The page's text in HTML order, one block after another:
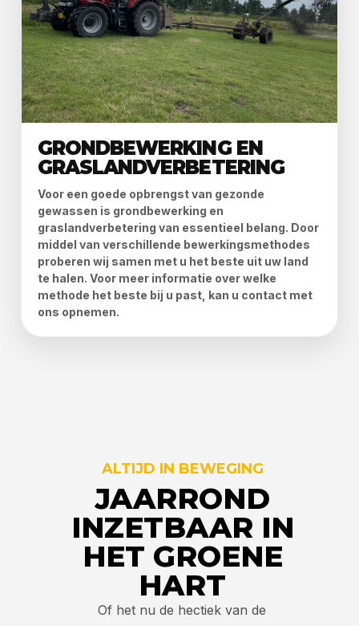
GRONDBEWERKING EN
GRASLANDVERBETERING
Voor een goede opbrengst van gezonde
gewassen is grondbewerking en
graslandverbetering van essentieel belang. Door
middel van verschillende bewerkingsmethodes
proberen wij samen met u het beste uit uw land
te halen. Voor meer informatie over welke
methode het beste bij u past, kan u contact met
ons opnemen.
ALTIJD IN BEWEGING
JAARROND
INZETBAAR IN
HET GROENE
HART
Of het nu de hectiek van de